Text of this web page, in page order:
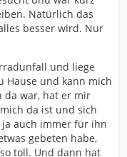
Natürlich das
besser wird. Nur
und liege
Hause und kann mich
da war, hat er mir
da ist und sich
auch immer für ihn
gebeten habe,
toll. Und dann hat